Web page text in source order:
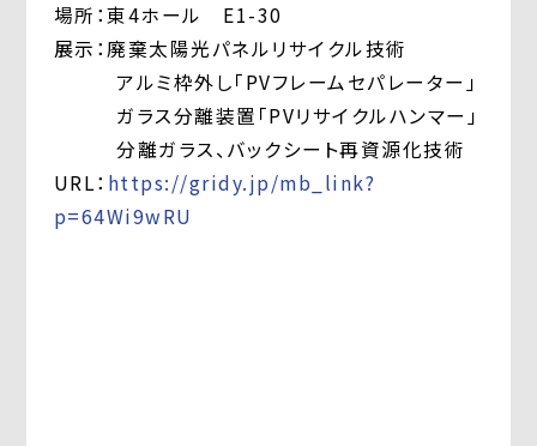
場所：東4ホール E1-30
展示：廃棄太陽光パネルリサイクル技術
アルミ枠外し「PVフレームセパレーター」
ガラス分離装置「PVリサイクルハンマー」
分離ガラス、バックシート再資源化技術
URL： https://gridy.jp/mb_link?
p=64Wi9wRU